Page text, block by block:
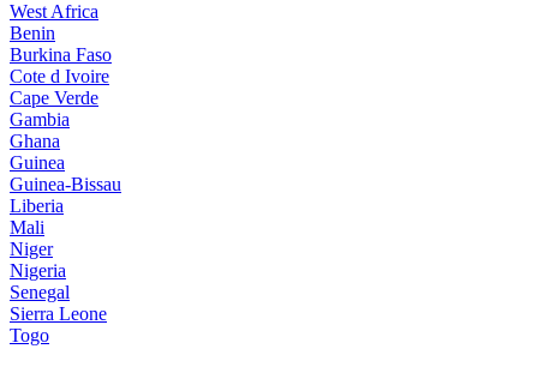
West Africa
Benin
Burkina Faso
Cote d Ivoire
Cape Verde
Gambia
Ghana
Guinea
Guinea-Bissau
Liberia
Mali
Niger
Nigeria
Senegal
Sierra Leone
Togo